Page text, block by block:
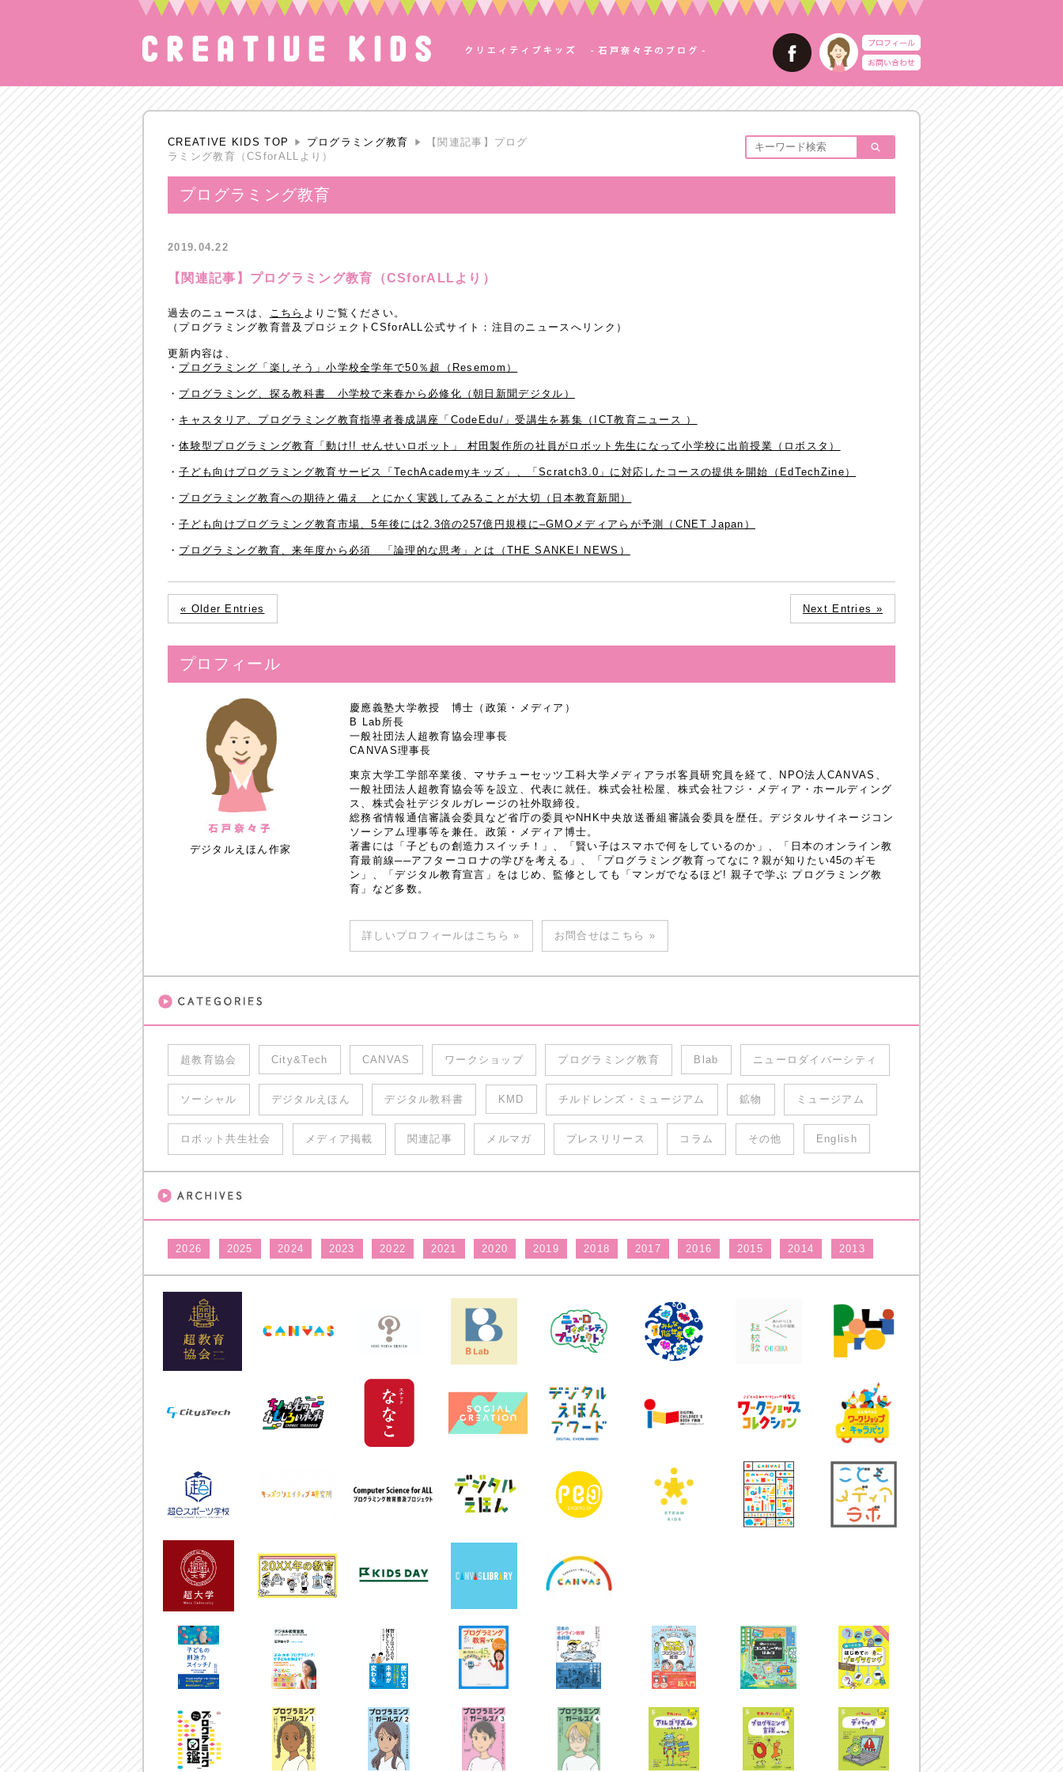
CREATIVE KIDS TOP プログラミング教育
【関連記事】プログ
ラミング教育（CSforALLより）
プログラミング教育
2019.04.22
【関連記事】プログラミング教育（CSforALLより）
過去のニュースは、 こちら よりご覧ください。
（プログラミング教育普及プロジェクトCSforALL公式サイト：注目のニュースへリンク）
更新内容は、
・ プログラミング「楽しそう」小学校全学年で50％超（Resemom）
・ プログラミング、探る教科書 小学校で来春から必修化（朝日新聞デジタル）
・ キャスタリア、プログラミング教育指導者養成講座「CodeEdu/」受講生を募集（ICT教育ニュース ）
・体験型プログラミング教育「動け!! せんせいロボット」 村田製作所の社員がロボット先生になって小学校に出前授業（ロボスタ）
・子ども向けプログラミング教育サービス「TechAcademyキッズ」、「Scratch3.0」に対応したコースの提供を開始（EdTechZine）
・ プログラミング教育への期待と備え とにかく実践してみることが大切（日本教育新聞）
・子ども向けプログラミング教育市場、5年後には2.3倍の257億円規模に–GMOメディアらが予測（CNET Japan）
・ プログラミング教育、来年度から必須 「論理的な思考」とは（THE SANKEI NEWS）
« Older Entries Next Entries »
プロフィール
デジタルえほん作家
慶應義塾大学教授 博士（政策・メディア）
B Lab所長
一般社団法人超教育協会理事長
CANVAS理事長
東京大学工学部卒業後、マサチューセッツ工科大学メディアラボ客員研究員を経て、NPO法人CANVAS、
一般社団法人超教育協会等を設立、代表に就任。株式会社松屋、株式会社フジ・メディア・ホールディング
ス、株式会社デジタルガレージの社外取締役。
総務省情報通信審議会委員など省庁の委員やNHK中央放送番組審議会委員を歴任。デジタルサイネージコン
ソーシアム理事等を兼任。政策・メディア博士。
著書には「子どもの創造力スイッチ！」、「賢い子はスマホで何をしているのか」、「日本のオンライン教
育最前線──アフターコロナの学びを考える」、「プログラミング教育ってなに？親が知りたい45のギモ
ン」、「デジタル教育宣言」をはじめ、監修としても「マンガでなるほど! 親子で学ぶ プログラミング教
育」など多数。
詳しいプロフィールはこちら » お問合せはこちら »
超教育協会 City&Tech CANVAS ワークショップ プログラミング教育 Blab ニューロダイバーシティ
ソーシャル デジタルえほん デジタル教科書 KMD チルドレンズ・ミュージアム 鉱物 ミュージアム
ロボット共生社会 メディア掲載 関連記事 メルマガ プレスリリース コラム その他 English
2026 2025 2024 2023 2022 2021 2020 2019 2018 2017 2016 2015 2014 2013